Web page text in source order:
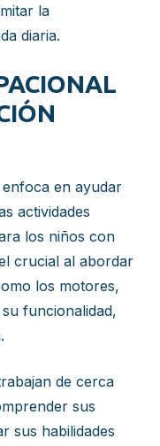
la
diaria.
en ayudar
actividades
los niños con
crucial al abordar
los motores,
funcionalidad,
de cerca
sus
sus habilidades